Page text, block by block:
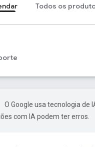
Todos os
O Google usa tecnologia de
com IA podem ter erros.